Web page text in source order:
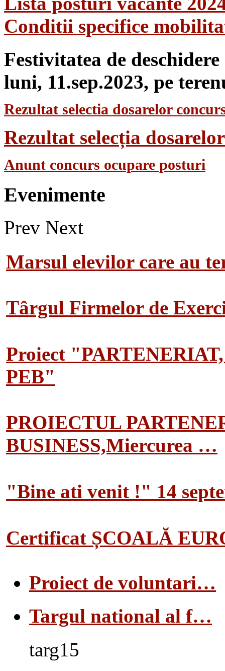
Conditii specifice
Festivitatea de
luni, 11.sep.2023, pe
Rezultat selectia dosarelor
Rezultat selecția
Anunt concurs ocupare posturi
Evenimente
Prev Next
Marsul elevilor care au
Târgul Firmelor de
Proiect
PEB"
PROIECTUL
BUSINESS,Miercurea …
"Bine ati venit !" 14
Certificat ȘCOALĂ
Proiect de voluntari…
Targul national al f…
targ15